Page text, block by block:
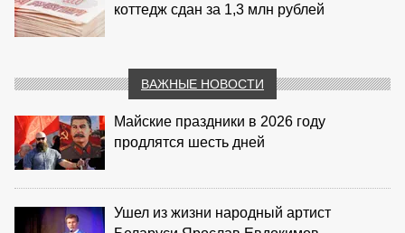
коттедж сдан за 1,3 млн рублей
ВАЖНЫЕ НОВОСТИ
Майские праздники в 2026 году
продлятся шесть дней
Ушел из жизни народный артист